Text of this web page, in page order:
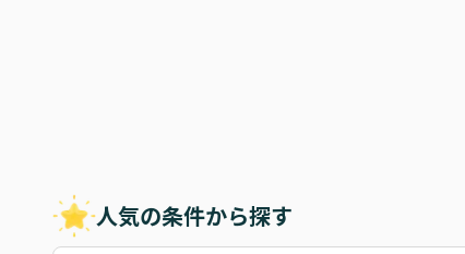
人気の条件から探す